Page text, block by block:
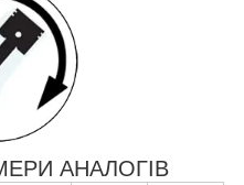
АНАЛОГІВ